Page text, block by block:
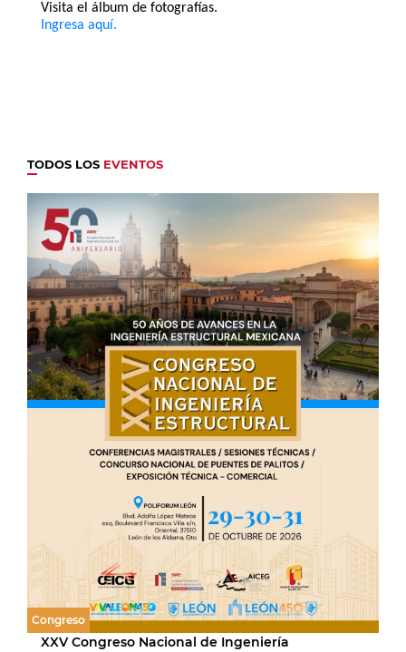
Visita el álbum de fotografías.
Ingresa aquí.
TODOS LOS EVENTOS
Congreso
XXV Congreso Nacional de Ingeniería